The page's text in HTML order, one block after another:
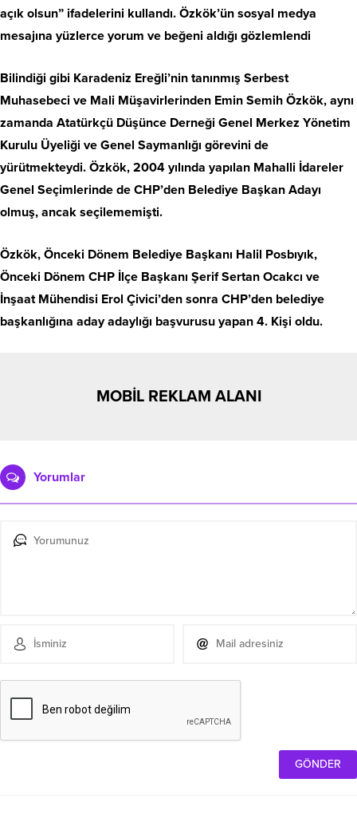
açık olsun” ifadelerini kullandı. Özkök’ün sosyal medya
mesajına yüzlerce yorum ve beğeni aldığı gözlemlendi
Bilindiği gibi Karadeniz Ereğli’nin tanınmış Serbest
Muhasebeci ve Mali Müşavirlerinden Emin Semih Özkök, aynı
zamanda Atatürkçü Düşünce Derneği Genel Merkez Yönetim
Kurulu Üyeliği ve Genel Saymanlığı görevini de
yürütmekteydi. Özkök, 2004 yılında yapılan Mahalli İdareler
Genel Seçimlerinde de CHP’den Belediye Başkan Adayı
olmuş, ancak seçilememişti.
Özkök, Önceki Dönem Belediye Başkanı Halil Posbıyık,
Önceki Dönem CHP İlçe Başkanı Şerif Sertan Ocakcı ve
İnşaat Mühendisi Erol Çivici’den sonra CHP’den belediye
başkanlığına aday adaylığı başvurusu yapan 4. Kişi oldu.
MOBİL REKLAM ALANI
Yorumlar